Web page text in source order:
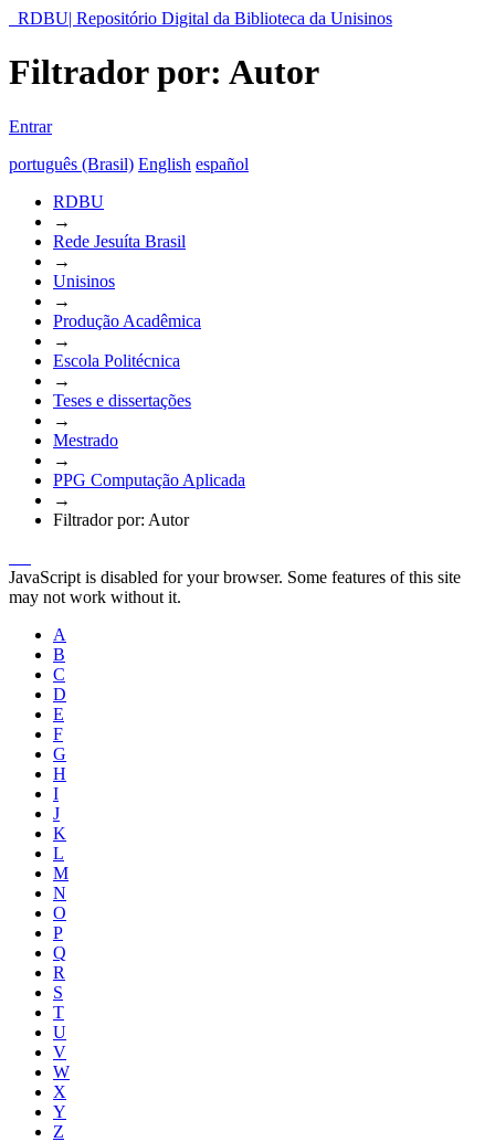
RDBU| Repositório Digital da Biblioteca da Unisinos
Filtrador por: Autor
Entrar
português (Brasil) English español
RDBU
→
Rede Jesuíta Brasil
→
Unisinos
→
Produção Acadêmica
→
Escola Politécnica
→
Teses e dissertações
→
Mestrado
→
PPG Computação Aplicada
→
Filtrador por: Autor
JavaScript is disabled for your browser. Some features of this site
may not work without it.
A
B
C
D
E
F
G
H
I
J
K
L
M
N
O
P
Q
R
S
T
U
V
W
X
Y
Z